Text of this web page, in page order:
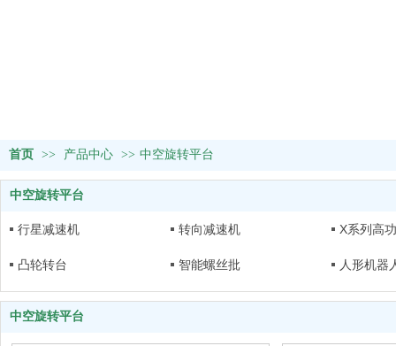
首页 >> 产品中心 >> 中空旋转平台
中空旋转平台
行星减速机 转向减速机 X系列高
凸轮转台 智能螺丝批 人形机器
中空旋转平台